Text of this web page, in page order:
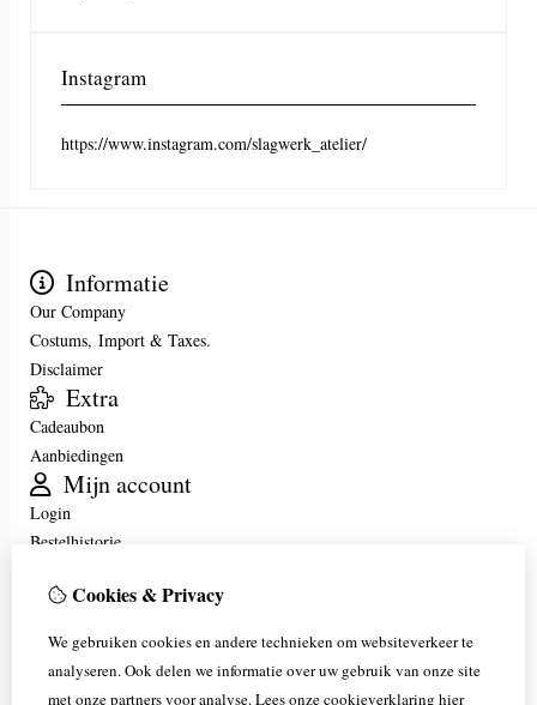
Instagram
https://www.instagram.com/slagwerk_atelier/
Informatie
Our Company
Costums, Import & Taxes.
Disclaimer
Extra
Cadeaubon
Aanbiedingen
Mijn account
Login
Bestelhistorie
Klantenservice
Retourneren
Sitemap
Cookies & Privacy
We gebruiken cookies en andere technieken om websiteverkeer te
analyseren. Ook delen we informatie over uw gebruik van onze site
met onze partners voor analyse.Lees onze cookieverklaring hier